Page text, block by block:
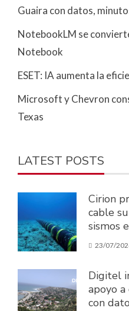
Guaira con datos,
NotebookLM se
Notebook
ESET: IA aumenta la
Microsoft y Chevron
Texas
LATEST POSTS
Cirion
cable
sismos
23/07/
Digitel
apoyo
con